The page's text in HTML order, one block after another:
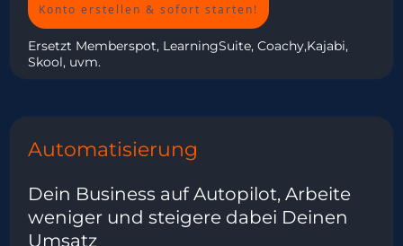
Konto erstellen & sofort starten!
Ersetzt Memberspot, LearningSuite, Coachy,Kajabi,
Skool, uvm.
Automatisierung
Dein Business auf Autopilot, Arbeite
weniger und steigere dabei Deinen
Umsatz